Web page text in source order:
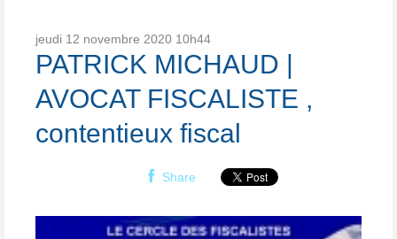
jeudi 12 novembre 2020 10h44
PATRICK MICHAUD |
AVOCAT FISCALISTE ,
contentieux fiscal
Share